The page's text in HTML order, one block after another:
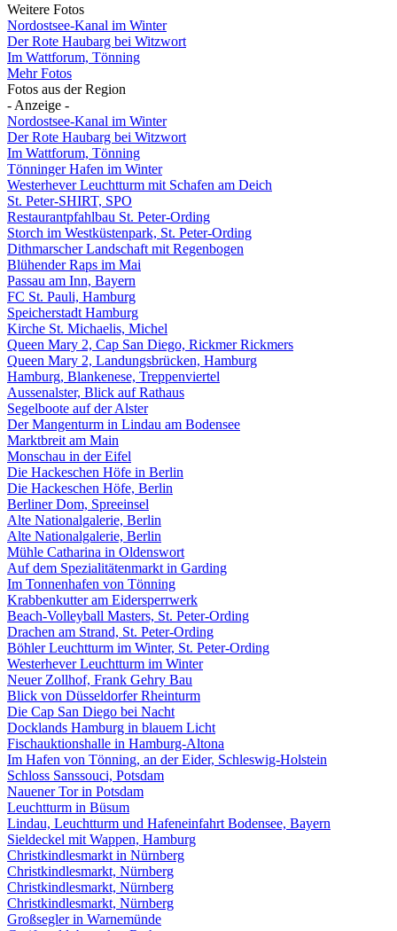
Weitere Fotos
Nordostsee-Kanal im Winter
Der Rote Haubarg bei Witzwort
Im Wattforum, Tönning
Mehr Fotos
Fotos aus der Region
- Anzeige -
Nordostsee-Kanal im Winter
Der Rote Haubarg bei Witzwort
Im Wattforum, Tönning
Tönninger Hafen im Winter
Westerhever Leuchtturm mit Schafen am Deich
St. Peter-SHIRT, SPO
Restaurantpfahlbau St. Peter-Ording
Storch im Westküstenpark, St. Peter-Ording
Dithmarscher Landschaft mit Regenbogen
Blühender Raps im Mai
Passau am Inn, Bayern
FC St. Pauli, Hamburg
Speicherstadt Hamburg
Kirche St. Michaelis, Michel
Queen Mary 2, Cap San Diego, Rickmer Rickmers
Queen Mary 2, Landungsbrücken, Hamburg
Hamburg, Blankenese, Treppenviertel
Aussenalster, Blick auf Rathaus
Segelboote auf der Alster
Der Mangenturm in Lindau am Bodensee
Marktbreit am Main
Monschau in der Eifel
Die Hackeschen Höfe in Berlin
Die Hackeschen Höfe, Berlin
Berliner Dom, Spreeinsel
Alte Nationalgalerie, Berlin
Alte Nationalgalerie, Berlin
Mühle Catharina in Oldenswort
Auf dem Spezialitätenmarkt in Garding
Im Tonnenhafen von Tönning
Krabbenkutter am Eidersperrwerk
Beach-Volleyball Masters, St. Peter-Ording
Drachen am Strand, St. Peter-Ording
Böhler Leuchtturm im Winter, St. Peter-Ording
Westerhever Leuchtturm im Winter
Neuer Zollhof, Frank Gehry Bau
Blick von Düsseldorfer Rheinturm
Die Cap San Diego bei Nacht
Docklands Hamburg in blauem Licht
Fischauktionshalle in Hamburg-Altona
Im Hafen von Tönning, an der Eider, Schleswig-Holstein
Schloss Sanssouci, Potsdam
Nauener Tor in Potsdam
Leuchtturm in Büsum
Lindau, Leuchtturm und Hafeneinfahrt Bodensee, Bayern
Sieldeckel mit Wappen, Hamburg
Christkindlesmarkt in Nürnberg
Christkindlesmarkt, Nürnberg
Christkindlesmarkt, Nürnberg
Christkindlesmarkt, Nürnberg
Großsegler in Warnemünde